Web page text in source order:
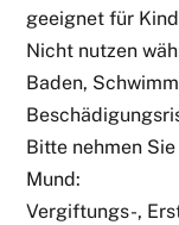
geeignet für
Nicht nutzen
Baden,
Bitte nehmen
Mund:
Vergiftungs-,